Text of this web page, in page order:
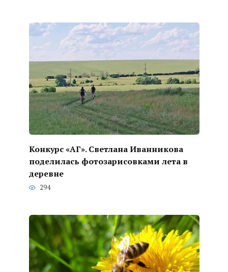
Конкурс «АГ». Светлана Иванникова
поделилась фотозарисовками лета в
деревне
294